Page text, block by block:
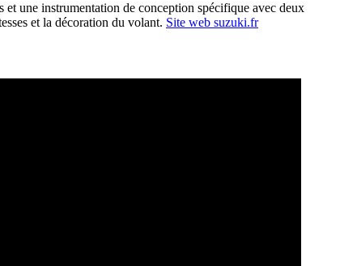
une instrumentation de conception spécifique avec deux
et la décoration du volant. Site web suzuki.fr